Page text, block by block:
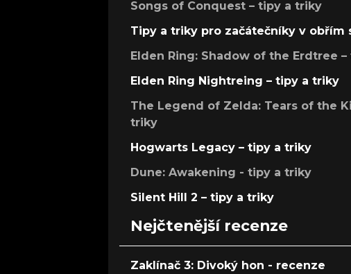
Songs of Conquest – tipy a triky
Tipy a triky pro začátečníky v obřím
Elden Ring: Shadow of the Erdtree
Elden Ring Nightreing – tipy a triky
The Legend of Zelda: Tears of the
triky
Hogwarts Legacy – tipy a triky
Dune: Awakening - tipy a triky
Silent Hill 2 – tipy a triky
Nejčtenější recenze
Zaklínač 3: Divoký hon - recenze